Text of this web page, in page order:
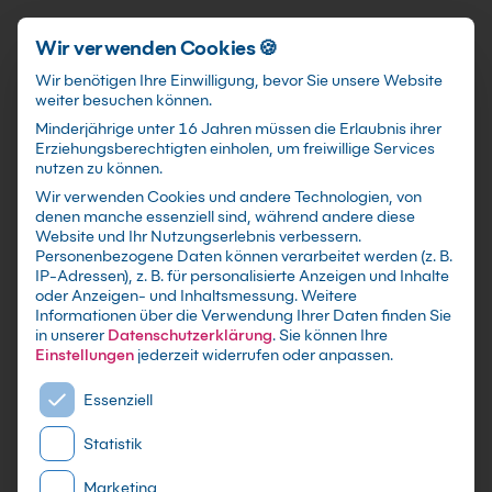
Schnellzugriff
Linux
Prüfungsvorbereitung Kurs
mit Zertifikat als Live Online Training,
Präsenzseminar in IT-Schulungszentren sowie
maßgeschneiderte Firmen- oder Inhouse-
Schulung für dein Team - Lerne und erweitere
dein Linux Wissen
Wir verwenden Cookies 🍪
Wir benötigen Ihre Einwilligung, bevor Sie unsere Website
weiter besuchen können.
Minderjährige unter 16 Jahren müssen die Erlaubnis ihrer
Erziehungsberechtigten einholen, um freiwillige Services
nutzen zu können.
Wir verwenden Cookies und andere Technologien, von
denen manche essenziell sind, während andere diese
Website und Ihr Nutzungserlebnis verbessern.
Personenbezogene Daten können verarbeitet werden (z. B.
IP-Adressen), z. B. für personalisierte Anzeigen und Inhalte
oder Anzeigen- und Inhaltsmessung.Weitere
Informationen über die Verwendung Ihrer Daten finden Sie
in unserer Datenschutzerklärung.Sie können Ihre
Einstellungen jederzeit widerrufen oder anpassen.
Es folgt eine Liste der Service-Gruppen, für die eine
Essenziell
Statistik
Marketing